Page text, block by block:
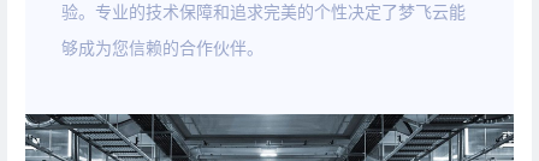
验。专业的技术保障和追求完美的个性决定了梦飞云能
够成为您信赖的合作伙伴。